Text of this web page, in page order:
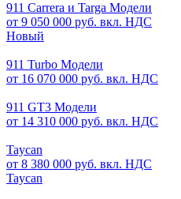
911 Carrera и Targa Модели
от 9 050 000 руб. вкл. НДС
Новый
911 Turbo Модели
от 16 070 000 руб. вкл. НДС
911 GT3 Модели
от 14 310 000 руб. вкл. НДС
Taycan
от 8 380 000 руб. вкл. НДС
Taycan